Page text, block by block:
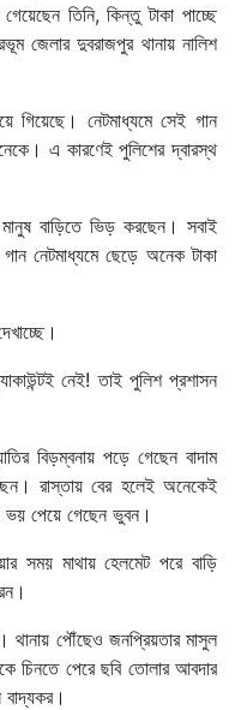
তিনি, কিন্তু টাকা পাচ্ছে
জেলার দুবরাজপুর থানায় নালিশ
গিয়েছে। নেটমাধ্যমে সেই গান
এ কারণেই পুলিশের দ্বারস্থ
বাড়িতে ভিড় করছেন। সবাই
নেটমাধ্যমে ছেড়ে অনেক টাকা
নেই! তাই পুলিশ প্রশাসন
বিড়ম্বনায় পড়ে গেছেন বাদাম
রাস্তায় বের হলেই অনেকেই
পেয়ে গেছেন ভুবন।
সময় মাথায় হেলমেট পরে বাড়ি
থানায় পৌঁছেও জনপ্রিয়তার মাসুল
চিনতে পেরে ছবি তোলার আবদার